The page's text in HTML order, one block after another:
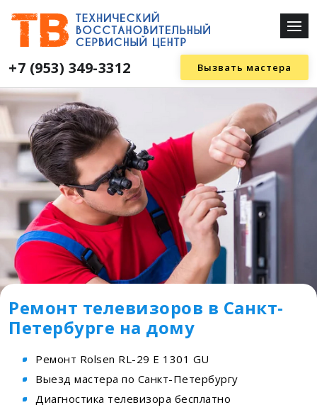
+7 (953) 349-3312 Вызвать мастера
Ремонт телевизоров в Санкт-
Петербурге на дому
Ремонт Rolsen RL-29 E 1301 GU
Выезд мастера по Санкт-Петербургу
Диагностика телевизора бесплатно